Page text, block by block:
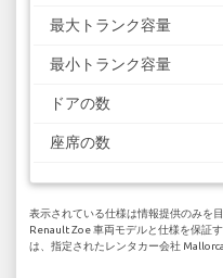
最大トランク容量
最小トランク容量
ドアの数
座席の数
表示されている仕様は情報提供のみを
Renault Zoe 車両モデルと仕様を保証
は、指定されたレンタカー会社